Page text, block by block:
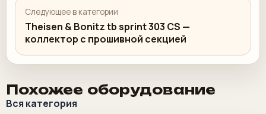
Следующее в категории
Theisen & Bonitz tb sprint 303 CS —
коллектор с прошивной секцией
Похожее оборудование
Вся категория